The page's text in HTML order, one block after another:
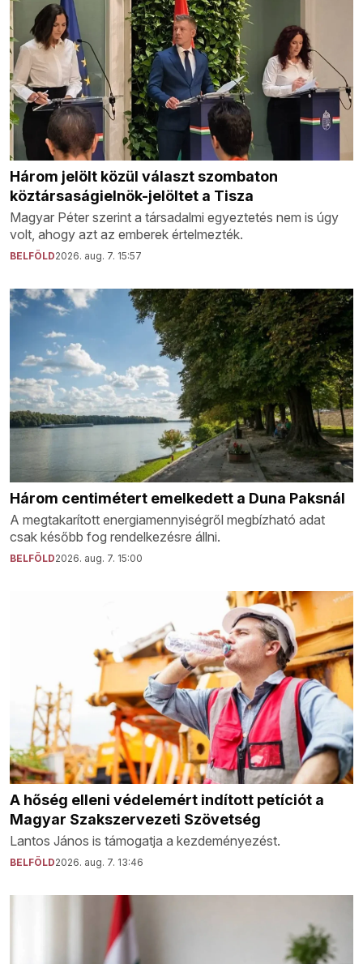
Három jelölt közül választ szombaton
köztársaságielnök-jelöltet a Tisza
Magyar Péter szerint a társadalmi egyeztetés nem is úgy
volt, ahogy azt az emberek értelmezték.
BELFÖLD2026. aug. 7. 15:57
Három centimétert emelkedett a Duna Paksnál
A megtakarított energiamennyiségről megbízható adat
csak később fog rendelkezésre állni.
BELFÖLD2026. aug. 7. 15:00
A hőség elleni védelemért indított petíciót a
Magyar Szakszervezeti Szövetség
Lantos János is támogatja a kezdeményezést.
BELFÖLD2026. aug. 7. 13:46